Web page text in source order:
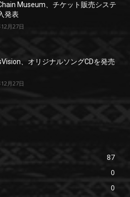
Museum、チケット販売システ
発表
月27日
、オリジナルソングCDを発売
月27日
87
0
0